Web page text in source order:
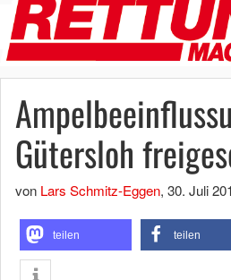
Gütersloh
von Lars Schmitz-Eggen, 30. Juli
teilen teilen